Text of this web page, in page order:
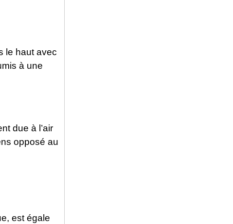
le haut avec
à une
due à l’air
opposé au
est égale